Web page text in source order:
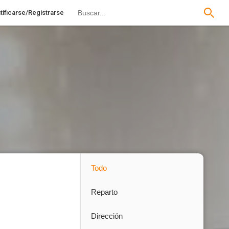
Registrarse
Todo
Reparto
Dirección